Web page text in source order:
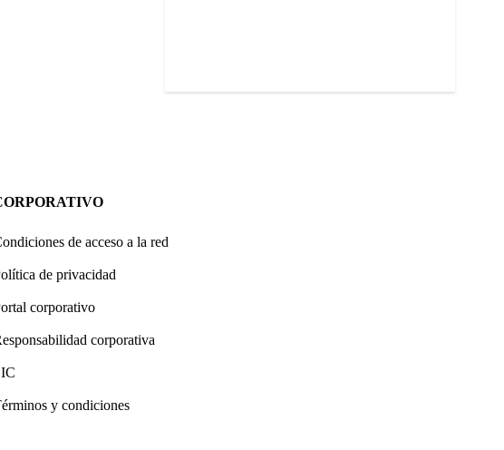
de acceso a la red
de privacidad
corporativo
corporativa
y condiciones